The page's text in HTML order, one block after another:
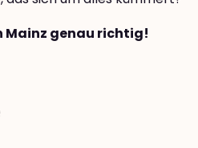
Mainz genau richtig!